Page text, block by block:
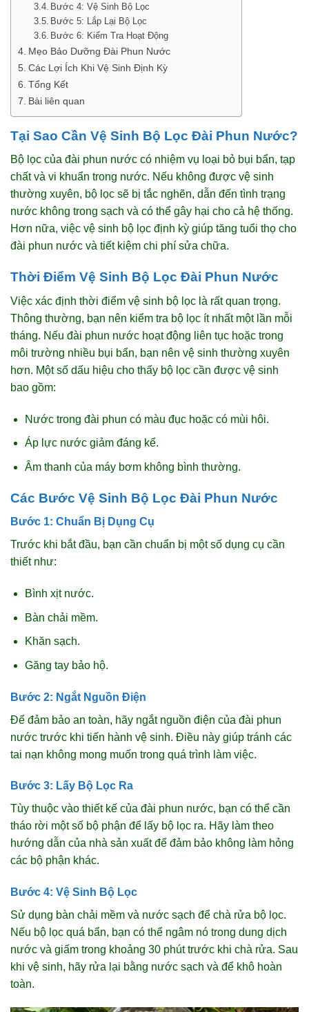
Bước 4: Vệ Sinh Bộ Lọc
Bước 5: Lắp Lại Bộ Lọc
Bước 6: Kiểm Tra Hoạt Động
Mẹo Bảo Dưỡng Đài Phun Nước
Các Lợi Ích Khi Vệ Sinh Định Kỳ
Tổng Kết
Bài liên quan
Tại Sao Cần Vệ Sinh Bộ Lọc Đài Phun Nước?
Bộ lọc của đài phun nước có nhiệm vụ loại bỏ bụi bẩn, tạp
chất và vi khuẩn trong nước. Nếu không được vệ sinh
thường xuyên, bộ lọc sẽ bị tắc nghẽn, dẫn đến tình trạng
nước không trong sạch và có thể gây hại cho cả hệ thống.
Hơn nữa, việc vệ sinh bộ lọc định kỳ giúp tăng tuổi thọ cho
đài phun nước và tiết kiệm chi phí sửa chữa.
Thời Điểm Vệ Sinh Bộ Lọc Đài Phun Nước
Việc xác định thời điểm vệ sinh bộ lọc là rất quan trọng.
Thông thường, bạn nên kiểm tra bộ lọc ít nhất một lần mỗi
tháng. Nếu đài phun nước hoạt động liên tục hoặc trong
môi trường nhiều bụi bẩn, bạn nên vệ sinh thường xuyên
hơn. Một số dấu hiệu cho thấy bộ lọc cần được vệ sinh
bao gồm:
Nước trong đài phun có màu đục hoặc có mùi hôi.
Áp lực nước giảm đáng kể.
Âm thanh của máy bơm không bình thường.
Các Bước Vệ Sinh Bộ Lọc Đài Phun Nước
Bước 1: Chuẩn Bị Dụng Cụ
Trước khi bắt đầu, bạn cần chuẩn bị một số dụng cụ cần
thiết như:
Bình xịt nước.
Bàn chải mềm.
Khăn sạch.
Găng tay bảo hộ.
Bước 2: Ngắt Nguồn Điện
Để đảm bảo an toàn, hãy ngắt nguồn điện của đài phun
nước trước khi tiến hành vệ sinh. Điều này giúp tránh các
tai nạn không mong muốn trong quá trình làm việc.
Bước 3: Lấy Bộ Lọc Ra
Tùy thuộc vào thiết kế của đài phun nước, bạn có thể cần
tháo rời một số bộ phận để lấy bộ lọc ra. Hãy làm theo
hướng dẫn của nhà sản xuất để đảm bảo không làm hỏng
các bộ phận khác.
Bước 4: Vệ Sinh Bộ Lọc
Sử dụng bàn chải mềm và nước sạch để chà rửa bộ lọc.
Nếu bộ lọc quá bẩn, bạn có thể ngâm nó trong dung dịch
nước và giấm trong khoảng 30 phút trước khi chà rửa. Sau
khi vệ sinh, hãy rửa lại bằng nước sạch và để khô hoàn
toàn.